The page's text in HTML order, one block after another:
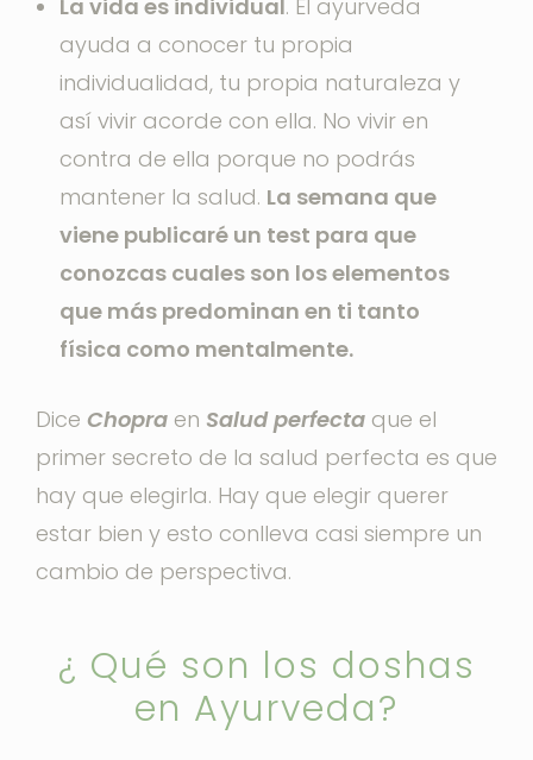
La vida es individual. El ayurveda
ayuda a conocer tu propia
individualidad, tu propia naturaleza y
así vivir acorde con ella. No vivir en
contra de ella porque no podrás
mantener la salud. La semana que
viene publicaré un test para que
conozcas cuales son los elementos
que más predominan en ti tanto
física como mentalmente.
Dice Chopra en Salud perfecta que el
primer secreto de la salud perfecta es que
hay que elegirla. Hay que elegir querer
estar bien y esto conlleva casi siempre un
cambio de perspectiva.
¿ Qué son los doshas
en Ayurveda?